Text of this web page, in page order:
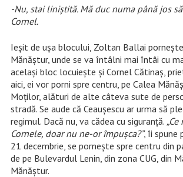
-Nu, stai liniștită. Mă duc numa până jos
Cornel.
Ieșit de ușa blocului, Zoltan Ballai
Mănăștur, unde se va întâlni mai întâi cu
același bloc locuiește și Cornel Cătinaș,
aici, ei vor porni spre centru, pe Calea
Moților, alături de alte câteva sute de
stradă. Se aude că Ceaușescu ar urma să
regimul. Dacă nu, va cădea cu siguranță.
Cornele, doar nu ne-or împușca?”, îi spune
21 decembrie, se pornește spre centru din
de pe Bulevardul Lenin, din zona CUG, din
Mănăștur.